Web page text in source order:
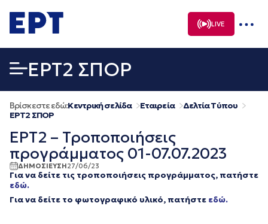
σε
περιεχόμενο
LIVE
EΡΤ2 ΣΠΟΡ
Βρίσκεστε εδώ:Κεντρική σελίδα Εταιρεία
Δελτία Τύπου
EΡΤ2 ΣΠΟΡ
ΕΡΤ2 – Τροποποιήσεις
προγράμματος 01-07.07.2023
ΔΗΜΟΣΙΕΥΣΗ27/06/23
Για να δείτε τις τροποποιήσεις προγράμματος, πατήστε
εδώ.
Για να δείτε το φωτογραφικό υλικό, πατήστε εδώ.